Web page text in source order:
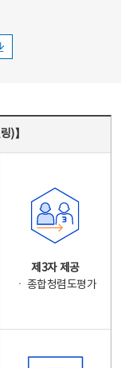
)】
제3자 제공
ㆍ 종합청렴도평가